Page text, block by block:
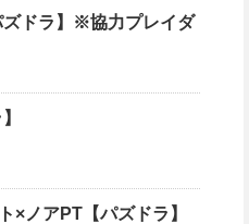
ドラ】※協力プレイダ
ノアPT【パズドラ】